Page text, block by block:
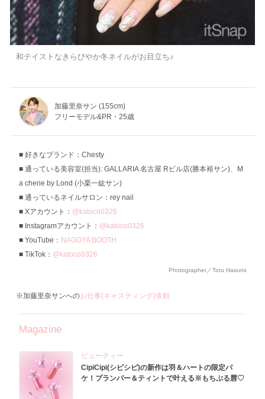
和テイストなきらびやか冬ネイルがお目立ち♪
加藤里奈サン (155cm)
フリーモデル&PR・25歳
好きなブランド：Chesty
通っている美容室(担当): GALLARIA 名古屋 Rビル店(勝本裕サン)、M
a cherie by Lond (小栗一紘サン)
通っているネイルサロン：rey nail
Xアカウント： @katoco0326
Instagramアカウント： @katoco0326
YouTube： NAGOYA BOOTH
TikTok： @katoco0326
Photographer／Toru Hasumi
※加藤里奈サンへのお仕事(キャスティング)依頼
Magazine
ビューティー
CipiCipi(シピシピ)の新作は羽＆ハートの限定パ
ケ！プランパー＆ティントで叶える※もちぷる唇♡